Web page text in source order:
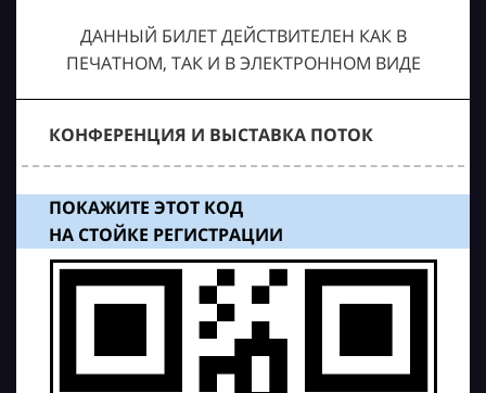
ДАННЫЙ БИЛЕТ ДЕЙСТВИТЕЛЕН КАК В
ПЕЧАТНОМ, ТАК И В ЭЛЕКТРОННОМ ВИДЕ
КОНФЕРЕНЦИЯ И ВЫСТАВКА ПОТОК
ПОКАЖИТЕ ЭТОТ КОД
НА СТОЙКЕ РЕГИСТРАЦИИ